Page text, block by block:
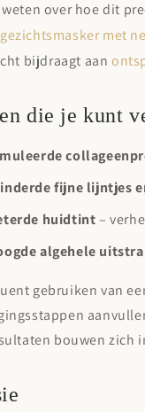
over hoe dit
met
bijdraagt aan
die je kunt
fijne lijntjes
huidtint–
algehele
gebruiken van
bouwen zich